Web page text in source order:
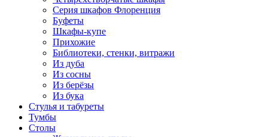
Серия шкафов Флоренция
Буфеты
Шкафы-купе
Прихожие
Библиотеки, стенки, витражи
Из дуба
Из сосны
Из берёзы
Из бука
Стулья и табуреты
Тумбы
Столы